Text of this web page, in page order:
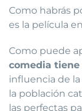
Como habrás
es la película
Como puede
comedia tiene
influencia de
la población
las perfectas